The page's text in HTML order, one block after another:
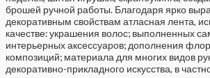
брошей ручной работы. Благодаря ярко
декоративным свойствам атласная лента,
качестве: украшения волос; выполненных
интерьерных аксессуаров; дополнения
композиций; материала для многих видов
декоративно-прикладного искусства, в